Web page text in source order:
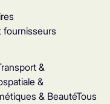
fournisseurs
&
&
& BeautéTous